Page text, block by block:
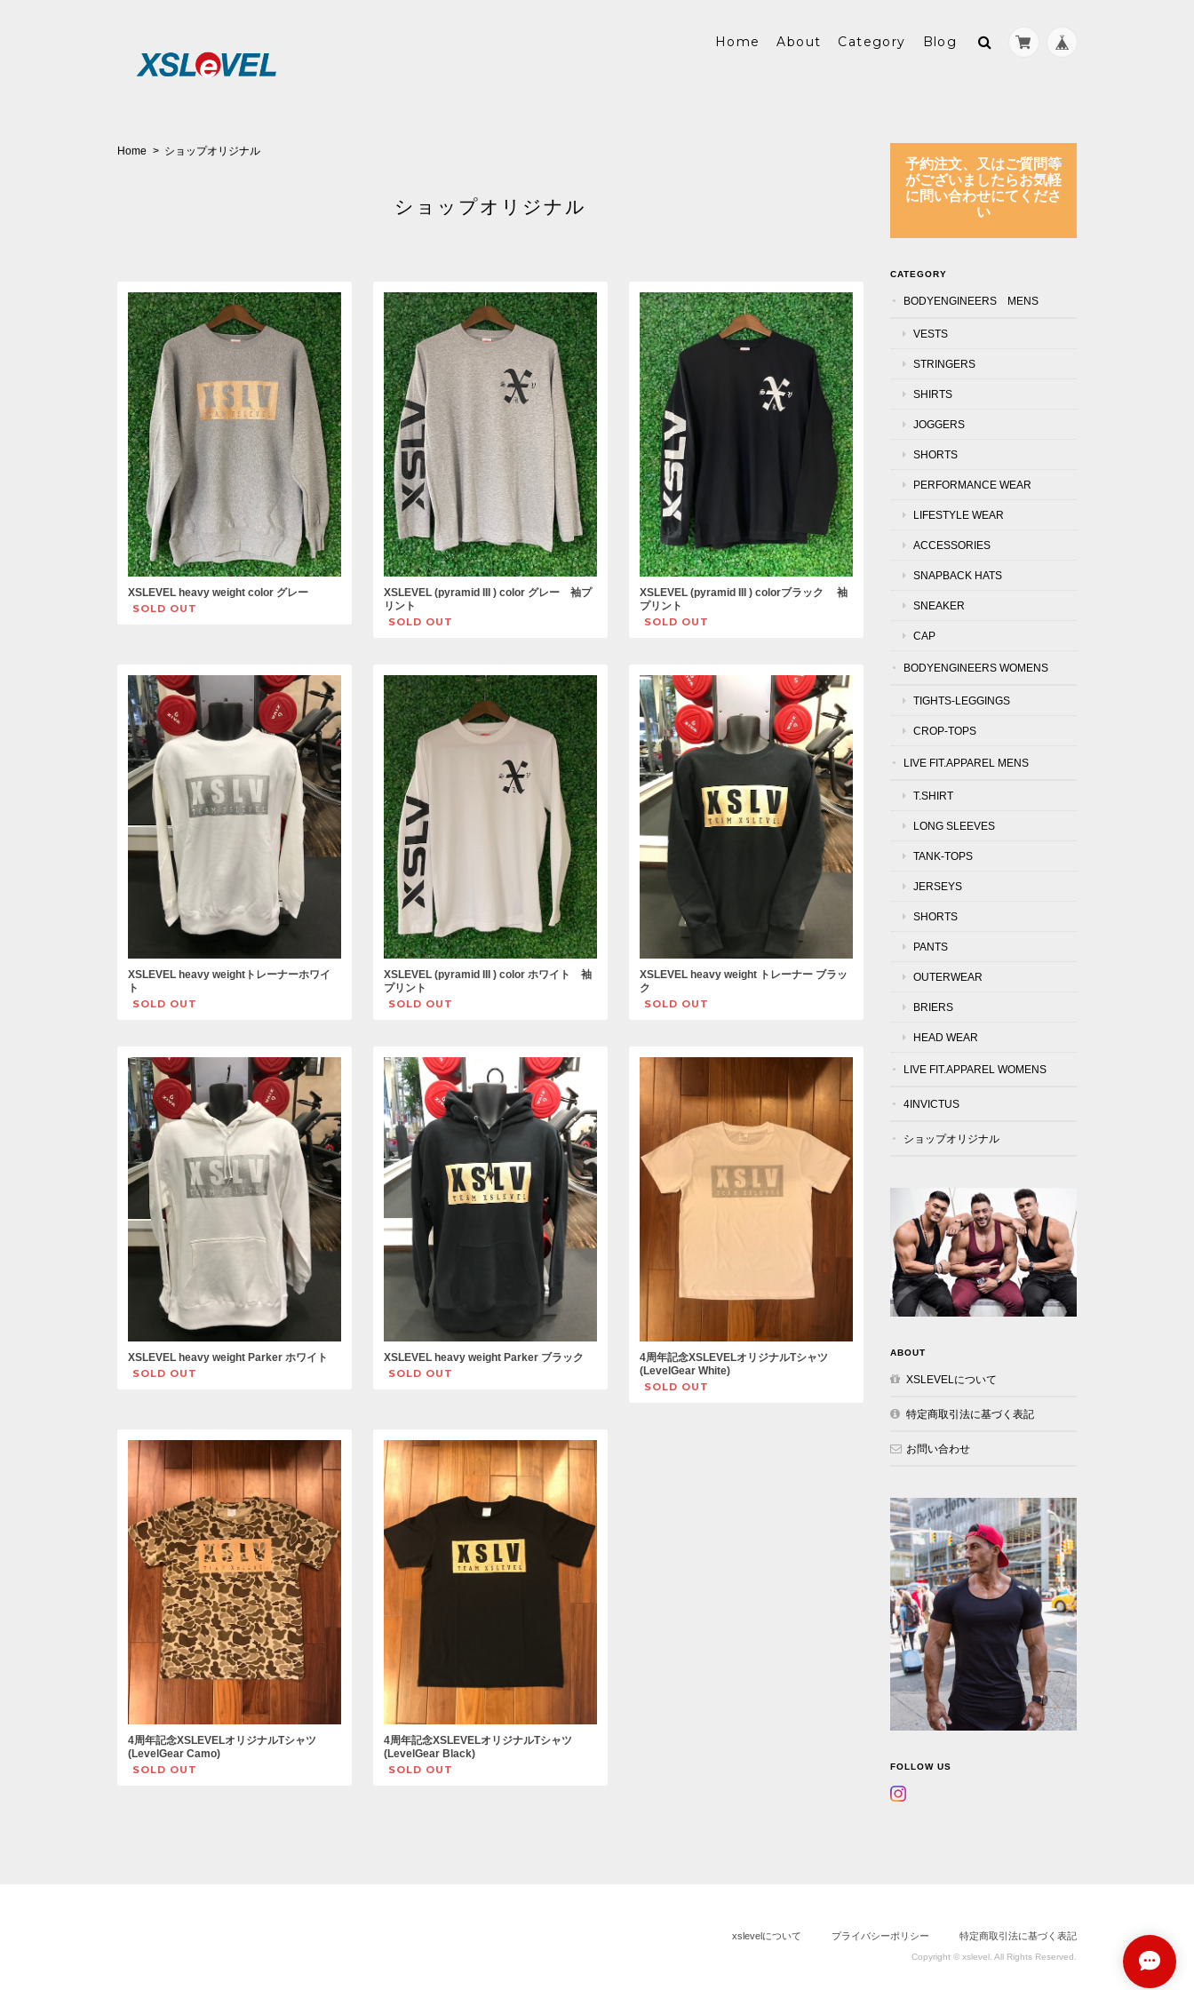
Home About Category Blog
Home ショップオリジナル
ショップオリジナル
XSLEVEL heavy weight color グレー
SOLD OUT
XSLEVEL (pyramid III ) color グレー 袖プ
リント
SOLD OUT
XSLEVEL (pyramid III ) colorブラック 袖
プリント
SOLD OUT
XSLEVEL heavy weightトレーナーホワイ
ト
SOLD OUT
XSLEVEL (pyramid III ) color ホワイト 袖
プリント
SOLD OUT
XSLEVEL heavy weight トレーナー ブラッ
ク
SOLD OUT
XSLEVEL heavy weight Parker ホワイト
SOLD OUT
XSLEVEL heavy weight Parker ブラック
SOLD OUT
4周年記念XSLEVELオリジナルTシャツ
(LevelGear White)
SOLD OUT
4周年記念XSLEVELオリジナルTシャツ
(LevelGear Camo)
SOLD OUT
4周年記念XSLEVELオリジナルTシャツ
(LevelGear Black)
SOLD OUT
予約注文、又はご質問等
がございましたらお気軽
に問い合わせにてくださ
い
CATEGORY
BODYENGINEERS MENS
VESTS
STRINGERS
SHIRTS
JOGGERS
SHORTS
PERFORMANCE WEAR
LIFESTYLE WEAR
ACCESSORIES
SNAPBACK HATS
SNEAKER
CAP
BODYENGINEERS WOMENS
TIGHTS-LEGGINGS
CROP-TOPS
LIVE FIT.APPAREL MENS
T.SHIRT
LONG SLEEVES
TANK-TOPS
JERSEYS
SHORTS
PANTS
OUTERWEAR
BRIERS
HEAD WEAR
LIVE FIT.APPAREL WOMENS
4INVICTUS
ショップオリジナル
ABOUT
XSLEVELについて
特定商取引法に基づく表記
お問い合わせ
FOLLOW US
xslevelについて プライバシーポリシー 特定商取引法に基づく表記
Copyright © xslevel. All Rights Reserved.